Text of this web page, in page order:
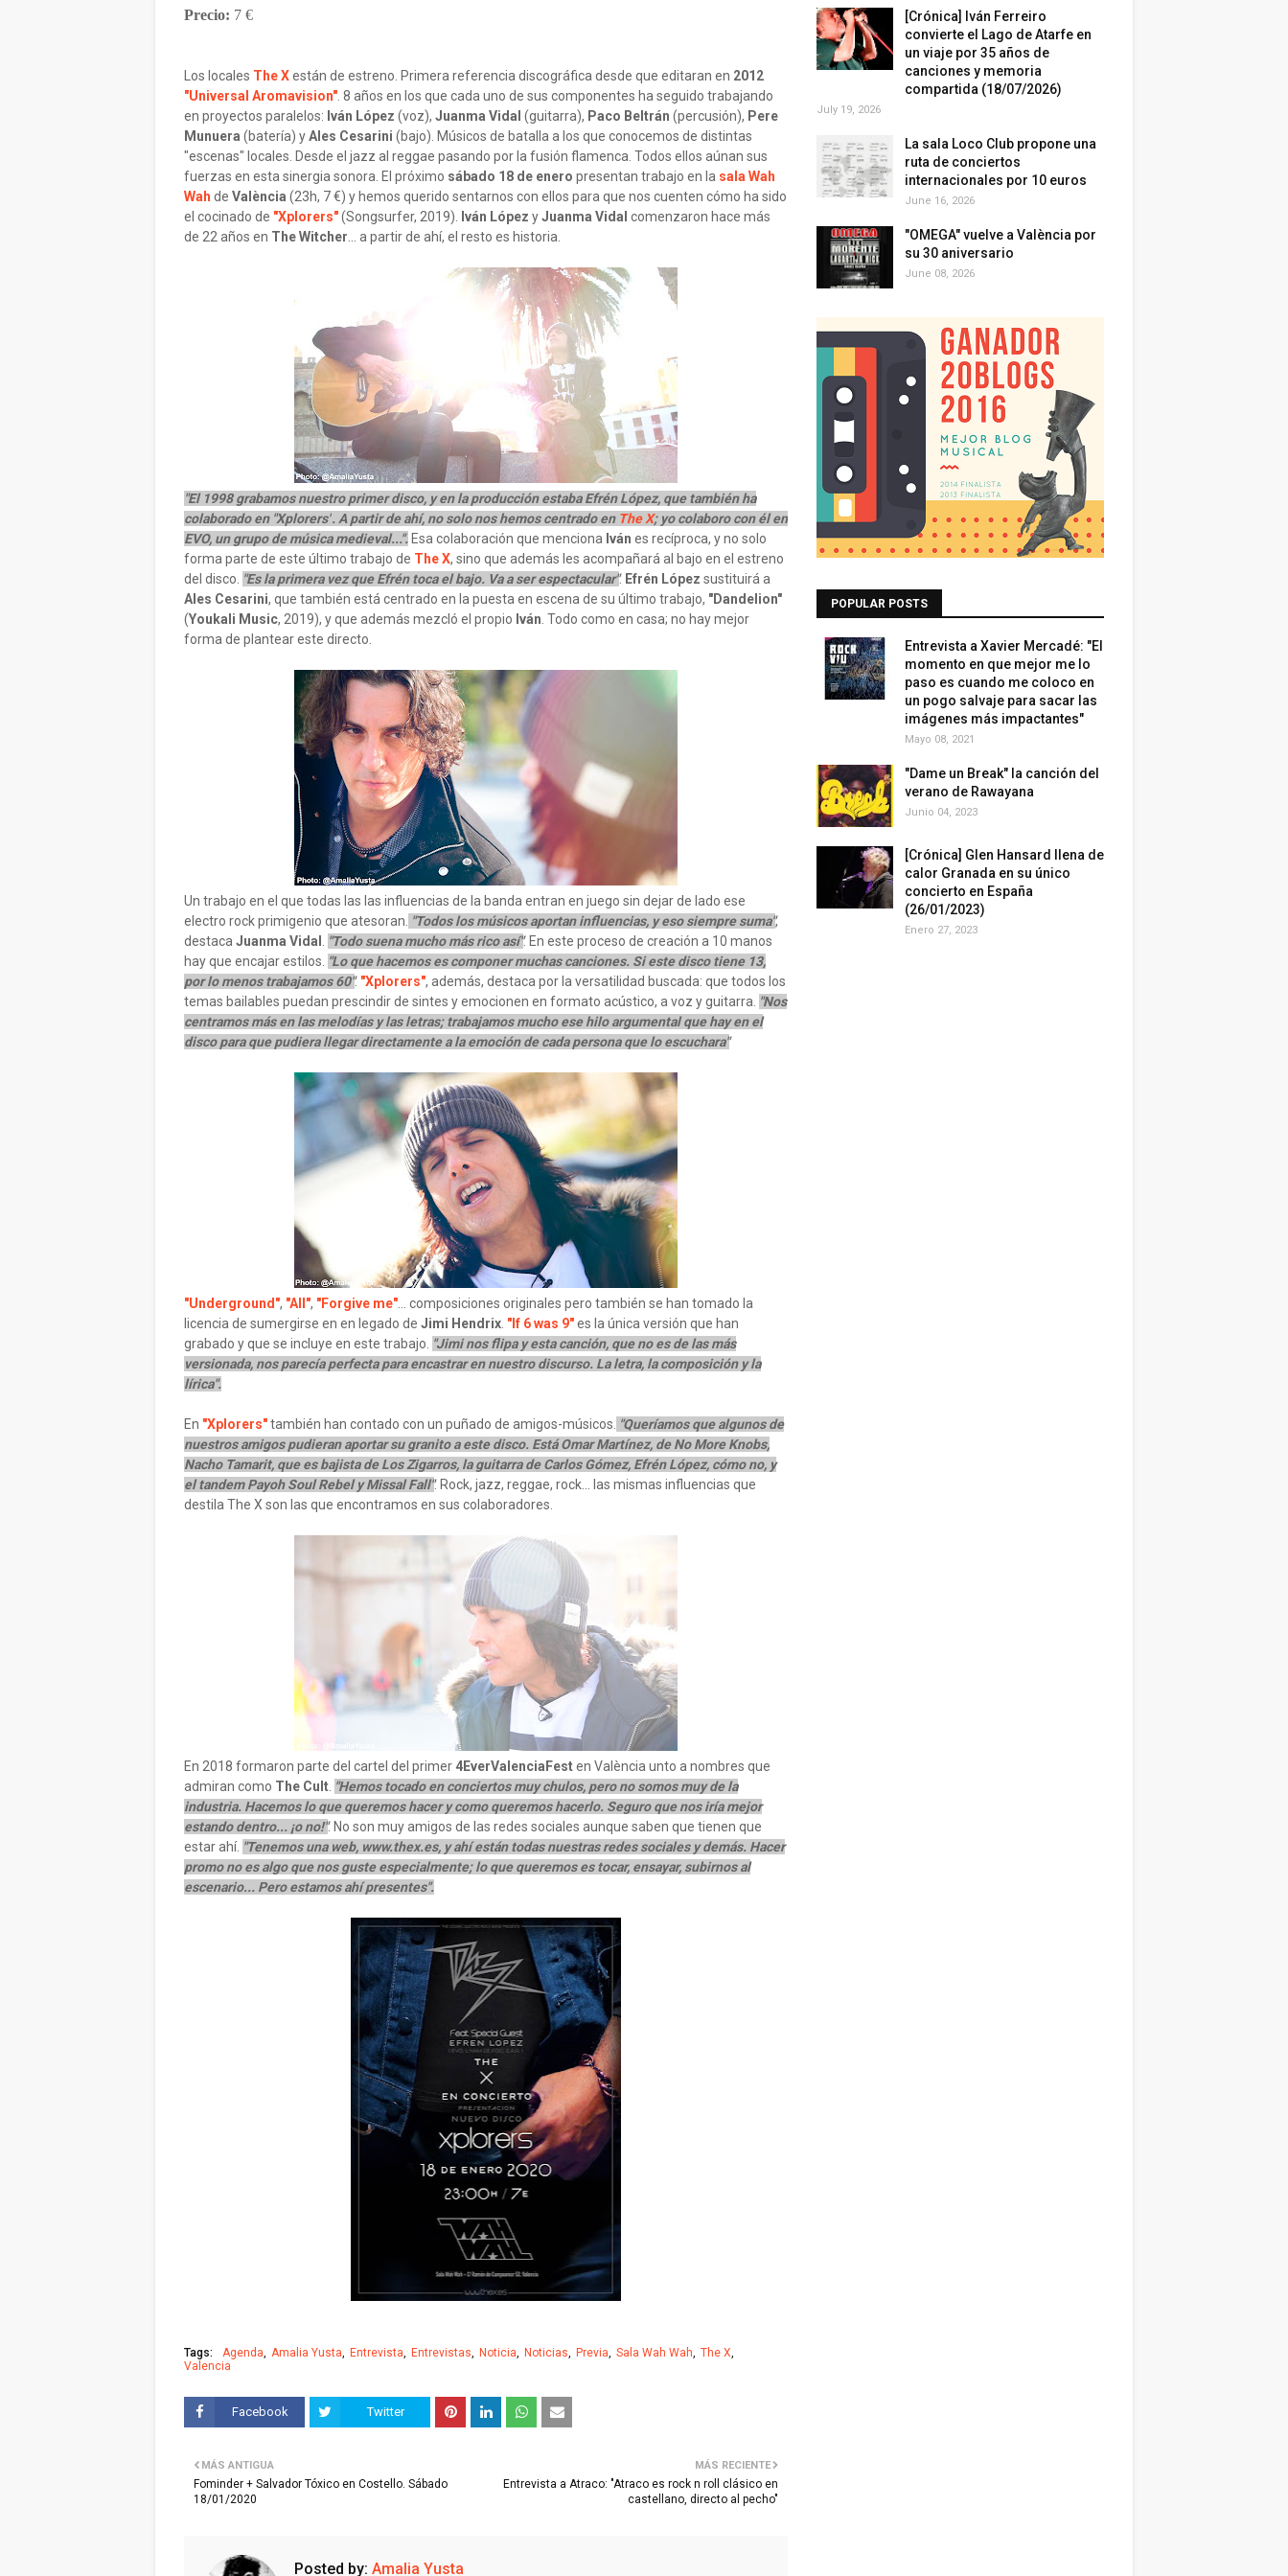
Precio: 7 €
Los locales The Xestán de estreno. Primera referencia discográfica desde que editaran en 2012
"Universal Aromavision" . 8 años en los que cada uno de sus componentes ha seguido trabajando
en proyectos paralelos: Iván López (voz), Juanma Vidal (guitarra), Paco Beltrán (percusión), Pere
Munuera (batería) yAles Cesarini (bajo). Músicos de batalla a los que conocemos de distintas
"escenas" locales. Desde el jazz al reggae pasando por la fusión flamenca. Todos ellos aúnan sus
fuerzas en esta sinergia sonora. El próximo sábado 18 de enero presentan trabajo en la sala Wah
Wah de València (23h, 7 €) y hemos querido sentarnos con ellos para que nos cuenten cómo ha sido
el cocinado de "Xplorers"(Songsurfer, 2019). Iván López yJuanma Vidal comenzaron hace más
de 22 años en The Witcher ... a partir de ahí, el resto es historia.
"El 1998 grabamos nuestro primer disco, y en la producción estaba Efrén López, que también ha
colaborado en "Xplorers". A partir de ahí, no solo nos hemos centrado en The X; yo colaboro con él en
EVO, un grupo de música medieval...". Esa colaboración que menciona Iván es recíproca, y no solo
forma parte de este último trabajo de The X, sino que además les acompañará al bajo en el estreno
del disco. "Es la primera vez que Efrén toca el bajo. Va a ser espectacular". Efrén López sustituirá a
Ales Cesarini, que también está centrado en la puesta en escena de su último trabajo, "Dandelion"
(Youkali Music, 2019), y que además mezcló el propio Iván . Todo como en casa; no hay mejor
forma de plantear este directo.
Un trabajo en el que todas las las influencias de la banda entran en juego sin dejar de lado ese
electro rock primigenio que atesoran. "Todos los músicos aportan influencias, y eso siempre suma",
destaca Juanma Vidal "Todo suena mucho más rico así". En este proceso de creación a 10 manos
hay que encajar estilos. "Lo que hacemos es componer muchas canciones. Si este disco tiene 13,
por lo menos trabajamos 60". "Xplorers", además, destaca por la versatilidad buscada: que todos los
temas bailables puedan prescindir de sintes y emocionen en formato acústico, a voz y guitarra. "Nos
centramos más en las melodías y las letras; trabajamos mucho ese hilo argumental que hay en el
disco para que pudiera llegar directamente a la emoción de cada persona que lo escuchara"
"Underground", "All", "Forgive me" ... composiciones originales pero también se han tomado la
licencia de sumergirse en en legado de Jimi Hendrix "If 6 was 9"es la única versión que han
grabado y que se incluye en este trabajo. "Jimi nos flipa y esta canción, que no es de las más
versionada, nos parecía perfecta para encastrar en nuestro discurso. La letra, la composición y la
lírica".
En "Xplorers"también han contado con un puñado de amigos-músicos. "Queríamos que algunos de
nuestros amigos pudieran aportar su granito a este disco. Está Omar Martínez, de No More Knobs,
Nacho Tamarit, que es bajista de Los Zigarros, la guitarra de Carlos Gómez, Efrén López, cómo no, y
el tandem Payoh Soul Rebel y Missal Fall". Rock, jazz, reggae, rock... las mismas influencias que
destila The X son las que encontramos en sus colaboradores.
En 2018 formaron parte del cartel del primer 4EverValenciaFesten València unto a nombres que
admiran como The Cult "Hemos tocado en conciertos muy chulos, pero no somos muy de la
industria. Hacemos lo que queremos hacer y como queremos hacerlo. Seguro que nos iría mejor
estando dentro... ¡o no!". No son muy amigos de las redes sociales aunque saben que tienen que
estar ahí. "Tenemos una web, www.thex.es, y ahí están todas nuestras redes sociales y demás. Hacer
promo no es algo que nos guste especialmente; lo que queremos es tocar, ensayar, subirnos al
escenario... Pero estamos ahí presentes".
Tags: Agenda Amalia Yusta Entrevista Entrevistas Noticia Noticias Previa Sala Wah Wah
The X
Valencia
Facebook Twitter
MÁS RECIENTE
Entrevista a Atraco: "Atraco es rock n roll clásico en
castellano, directo al pecho"
MÁS ANTIGUA
Fominder + Salvador Tóxico en Costello. Sábado
18/01/2020
Posted by: Amalia Yusta
[Crónica] Iván Ferreiro
convierte el Lago de Atarfe en
un viaje por 35 años de
canciones y memoria
compartida (18/07/2026)
July 19, 2026
La sala Loco Club propone una
ruta de conciertos
internacionales por 10 euros
June 16, 2026
"OMEGA" vuelve a València por
su 30 aniversario
June 08, 2026
POPULAR POSTS
Entrevista a Xavier Mercadé: "El
momento en que mejor me lo
paso es cuando me coloco en
un pogo salvaje para sacar las
imágenes más impactantes"
Mayo 08, 2021
"Dame un Break" la canción del
verano de Rawayana
Junio 04, 2023
[Crónica] Glen Hansard llena de
calor Granada en su único
concierto en España
(26/01/2023)
Enero 27, 2023